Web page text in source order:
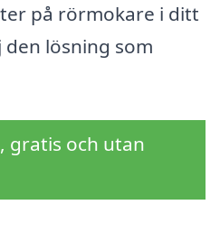
på rörmokare i ditt
lösning som
gratis och utan